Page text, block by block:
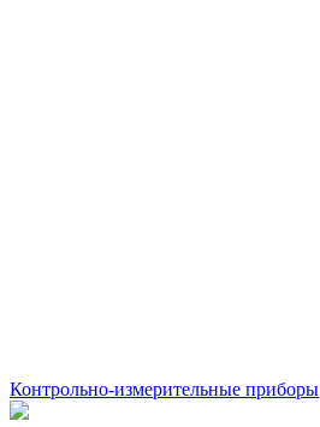
Контрольно-измерительные приборы